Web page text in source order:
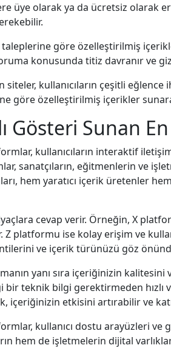
üye olarak ya da ücretsiz olarak
göre özelleştirilmiş
konusunda titiz davranır ve
kullanıcıların çeşitli eğlence
göre özelleştirilmiş içerikler
Gösteri Sunan
kullanıcıların interaktif
sanatçıların, eğitmenlerin ve
hem yaratıcı içerik üretenler
cevap verir. Örneğin, X
platformu ise kolay erişim ve
ve içerik türünüzü göz
yanı sıra içeriğinizin kalitesini
bir teknik bilgi gerektirmeden hızlı
etkisini artırabilir ve
kullanıcı dostu arayüzleri
hem de işletmelerin dijital